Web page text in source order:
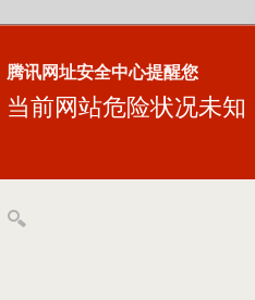
腾讯网址安全中心提醒您
当前网站危险状况未知